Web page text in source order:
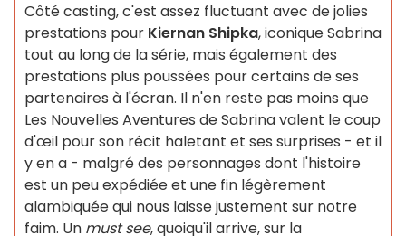
Côté casting, c'est assez fluctuant avec de jolies
prestations pour Kiernan Shipka, iconique Sabrina
tout au long de la série, mais également des
prestations plus poussées pour certains de ses
partenaires à l'écran. Il n'en reste pas moins que
Les Nouvelles Aventures de Sabrina valent le coup
d'œil pour son récit haletant et ses surprises - et il
y en a - malgré des personnages dont l'histoire
est un peu expédiée et une fin légèrement
alambiquée qui nous laisse justement sur notre
faim. Un must see, quoiqu'il arrive, sur la